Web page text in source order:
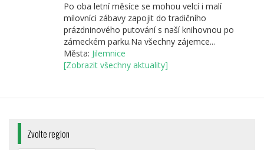
Po oba letní měsíce se mohou velcí i malí
milovníci zábavy zapojit do tradičního
prázdninového putování s naší knihovnou po
zámeckém parku.Na všechny zájemce...
Města: Jilemnice
[Zobrazit všechny aktuality]
Zvolte region